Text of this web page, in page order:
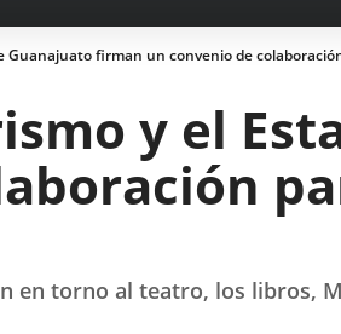
will
open
a
pop-
window.
Guanajuato firman un convenio de
y el
en torno al teatro, los libros,